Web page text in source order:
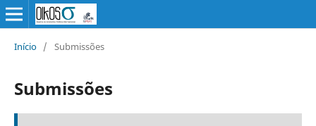
Início / Submissões
Submissões